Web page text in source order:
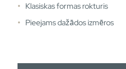
Klasiskas formas rokturis
Pieejams dažādos izmēros